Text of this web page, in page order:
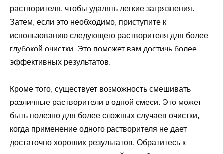
растворителя, чтобы удалять легкие загрязнения.
Затем, если это необходимо, приступите к
использованию следующего растворителя для более
глубокой очистки. Это поможет вам достичь более
эффективных результатов.
Кроме того, существует возможность смешивать
различные растворители в одной смеси. Это может
быть полезно для более сложных случаев очистки,
когда применение одного растворителя не дает
достаточно хороших результатов. Обратитесь к